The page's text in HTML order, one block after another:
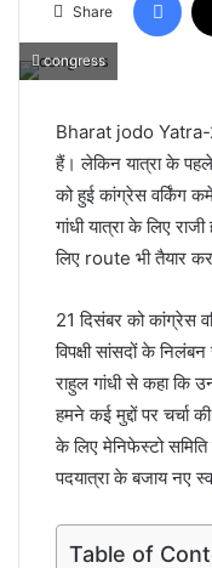
Share
congress
Bharat jodo Yatra-2:
हैं। लेकिन यात्रा के
को हुई कांग्रेस वर्किंग
गांधी यात्रा के लिए
लिए route भी तैयार
21 दिसंबर को कांग्रेस
विपक्षी सांसदों के
राहुल गांधी से कहा कि
हमने कई मुद्दों पर चर्चा
के लिए मेनिफेस्टो
पदयात्रा के बजाय नए
Table of